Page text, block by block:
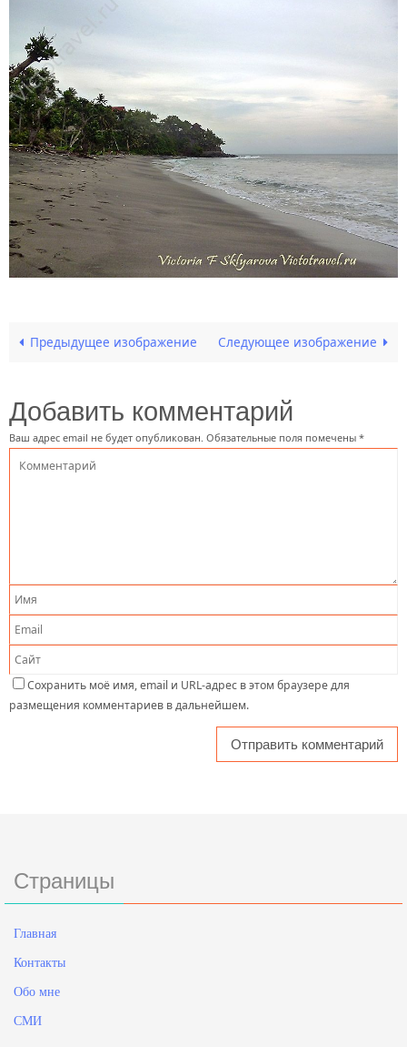
Предыдущее изображение Следующее изображение
Добавить комментарий
Ваш адрес email не будет опубликован. Обязательные поля помечены *
Сохранить моё имя, email и URL-адрес в этом браузере для
размещения комментариев в дальнейшем.
Страницы
Главная
Контакты
Обо мне
СМИ